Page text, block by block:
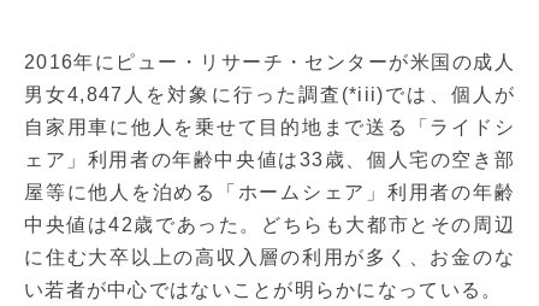
2016年にピュー・リサーチ・センターが米国の成人
男女4,847人を対象に行った調査(*iii)では、個人が
自家用車に他人を乗せて目的地まで送る「ライドシ
ェア」利用者の年齢中央値は33歳、個人宅の空き部
屋等に他人を泊める「ホームシェア」利用者の年齢
中央値は42歳であった。どちらも大都市とその周辺
に住む大卒以上の高収入層の利用が多く、お金のな
い若者が中心ではないことが明らかになっている。